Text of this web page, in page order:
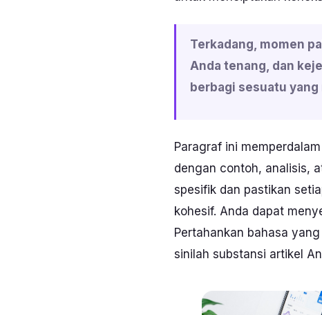
Terkadang, momen
Anda tenang, dan
berbagi sesuatu
Paragraf ini
dengan contoh, analisis,
spesifik dan pastikan
kohesif. Anda dapat
Pertahankan bahasa
sinilah substansi artikel